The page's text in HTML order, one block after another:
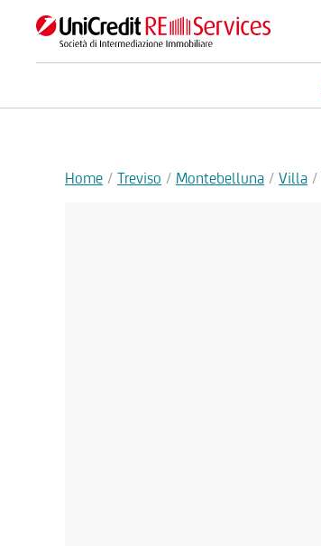
Home Treviso Montebelluna Villa